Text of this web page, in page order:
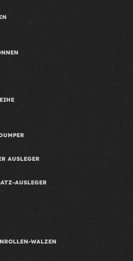
AUSLEGER
AUSLEGER
WALZEN